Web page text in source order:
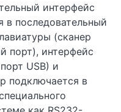
интерфейс
в последовательный
(сканер
порт), интерфейс
USB) и
подключается в